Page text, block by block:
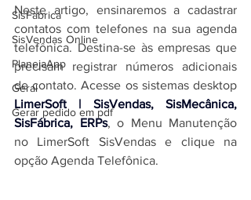
SisFabrica
SisVendas Online
PlanejaApp
Geral
Gerar pedido em pdf
Neste artigo, ensinaremos a cadastrar
contatos com telefones na sua agenda
telefônica. Destina-se às empresas que
precisam registrar números adicionais
de contato. Acesse os
LimerSoft | SisVendas, SisMecânica,
SisFábrica, ERPs, o Menu Manutenção
no LimerSoft SisVendas e clique na
opção Agenda Telefônica.